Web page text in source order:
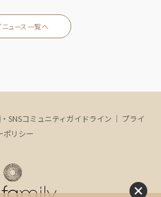
ニュース一覧へ
SNSコミュニティガイドライン ｜ プライ
ポリシー